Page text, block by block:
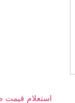
استعلام قیمت طرح